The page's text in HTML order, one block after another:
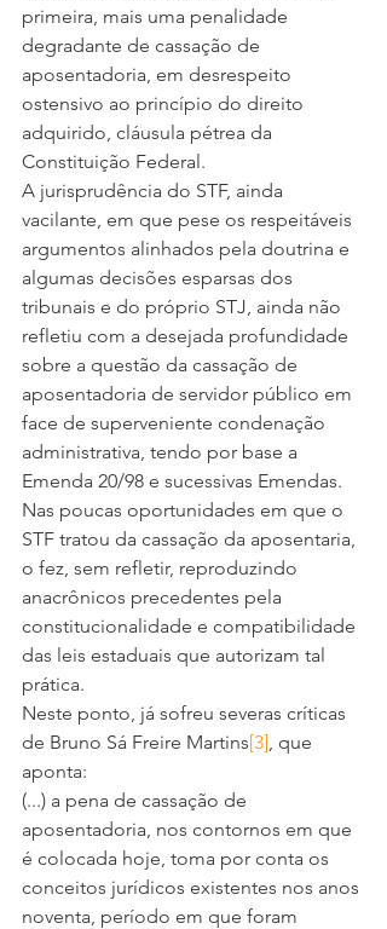
primeira, mais uma penalidade
degradante de cassação de
aposentadoria, em desrespeito
ostensivo ao princípio do direito
adquirido, cláusula pétrea da
Constituição Federal.
A jurisprudência do STF, ainda
vacilante, em que pese os respeitáveis
argumentos alinhados pela doutrina e
algumas decisões esparsas dos
tribunais e do próprio STJ, ainda não
refletiu com a desejada profundidade
sobre a questão da cassação de
aposentadoria de servidor público em
face de superveniente condenação
administrativa, tendo por base a
Emenda 20/98 e sucessivas Emendas.
Nas poucas oportunidades em que o
STF tratou da cassação da aposentaria,
o fez, sem refletir, reproduzindo
anacrônicos precedentes pela
constitucionalidade e compatibilidade
das leis estaduais que autorizam tal
prática.
Neste ponto, já sofreu severas críticas
de Bruno Sá Freire Martins[3], que
aponta:
(...) a pena de cassação de
aposentadoria, nos contornos em que
é colocada hoje, toma por conta os
conceitos jurídicos existentes nos anos
noventa, período em que foram